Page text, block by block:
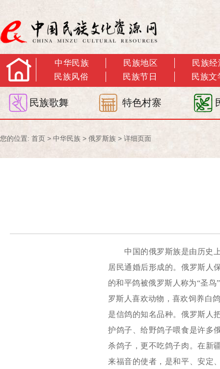
中华民族 民族地区
民族经
民族风俗
民族节日 民族文
民族歌舞 特色村寨
您的位置: 首页 > 中华民族 > 俄罗斯族 > 详细页面
中国的俄罗斯族是由历史
居民通婚后形成的。俄罗斯人
的和平鸽被俄罗斯人称为“圣
罗斯人喜欢动物，喜欢饲养白
是信鸽的知名品种。俄罗斯人
护鸽子、给野鸽子喂食是许多
杀鸽子，更不吃鸽子肉。在新
来福音的使者，是和平、安定